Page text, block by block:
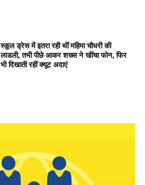
स्कूल ड्रेस में इतरा रही थीं महिमा चौधरी की
लाडली, तभी पीछे आकर शख्स ने खींचा फोन, फिर
भी दिखाती रहीं क्यूट अदाएं